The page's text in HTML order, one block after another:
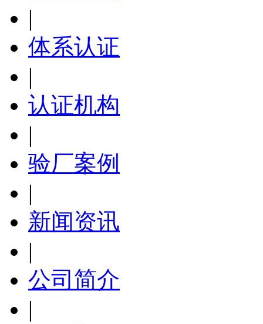
|
体系认证
|
认证机构
|
验厂案例
|
新闻资讯
|
公司简介
|